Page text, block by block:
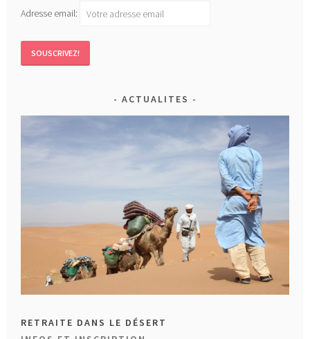
Adresse email:
ACTUALITES
RETRAITE DANS LE DÉSERT